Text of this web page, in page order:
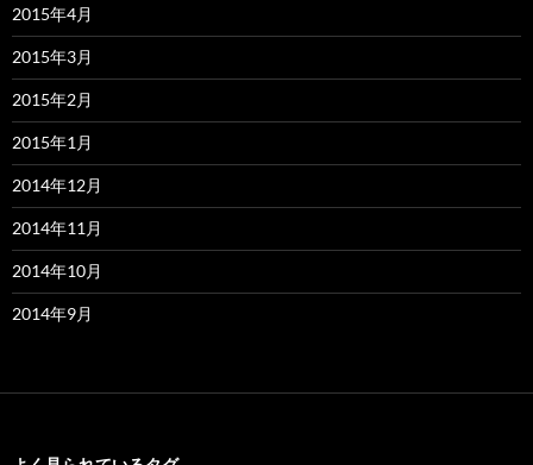
2015年4月
2015年3月
2015年2月
2015年1月
2014年12月
2014年11月
2014年10月
2014年9月